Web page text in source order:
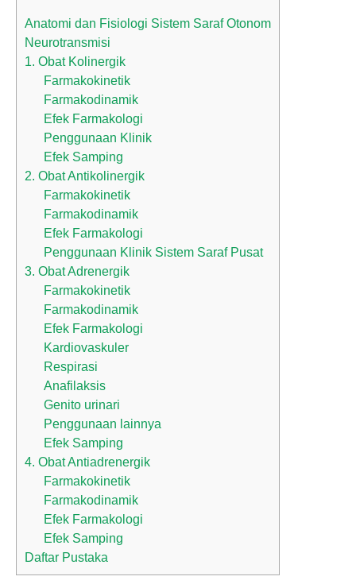
Anatomi dan Fisiologi Sistem Saraf Otonom
Neurotransmisi
1. Obat Kolinergik
Farmakokinetik
Farmakodinamik
Efek Farmakologi
Penggunaan Klinik
Efek Samping
2. Obat Antikolinergik
Farmakokinetik
Farmakodinamik
Efek Farmakologi
Penggunaan Klinik Sistem Saraf Pusat
3. Obat Adrenergik
Farmakokinetik
Farmakodinamik
Efek Farmakologi
Kardiovaskuler
Respirasi
Anafilaksis
Genito urinari
Penggunaan lainnya
Efek Samping
4. Obat Antiadrenergik
Farmakokinetik
Farmakodinamik
Efek Farmakologi
Efek Samping
Daftar Pustaka